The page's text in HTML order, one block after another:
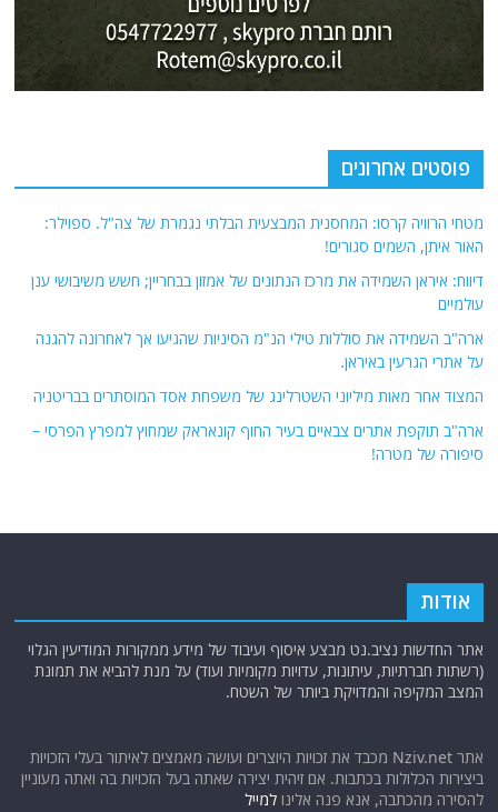
פוסטים אחרונים
מטחי הרוויה קרסו: המחסנית המבצעית הבלתי נגמרת של צה"ל. ספוילר:
האור איתן, השמים סגורים!
דיווח: איראן השמידה את מרכז הנתונים של אמזון בבחריין; חשש משיבושי ענן
עולמיים
ארה"ב השמידה את סוללות טילי הנ"מ הסיניות שהגיעו אך לאחרונה להגנה
על אתרי הגרעין באיראן.
המצוד אחר מאות מיליוני השטרלינג של משפחת אסד המוסתרים בבריטניה
ארה"ב תוקפת אתרים צבאיים בעיר החוף קונאראק שמחוץ למפרץ הפרסי –
סיפורה של מטרה!
אודות
אתר החדשות נציב.נט מבצע איסוף ועיבוד של מידע ממקורות המודיעין הגלוי
(רשתות חברתיות, עיתונות, עדויות מקומיות ועוד) על מנת להביא את תמונת
המצב המקיפה והמדויקת ביותר של השטח.
אתר Nziv.net מכבד את זכויות היוצרים ועושה מאמצים לאיתור בעלי הזכויות
ביצירות הכלולות בכתבות. אם זיהית יצירה שאתה בעל הזכויות בה ואתה מעוניין
להסירה מהכתבה, אנא פנה אלינולמייל